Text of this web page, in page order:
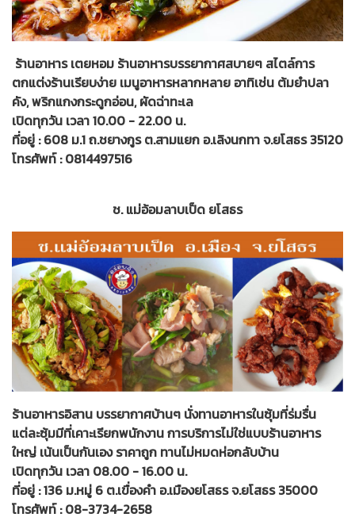
ร้านอาหาร เตยหอม ร้านอาหารบรรยากาศสบายๆ สไตล์การ
ตกแต่งร้านเรียบง่าย เมนูอาหารหลากหลาย อาทิเช่น ต้มยำปลา
คัง, พริกแกงกระดูกอ่อน, ผัดฉ่าทะเล
เปิดทุกวัน เวลา 10.00 - 22.00 น.
ที่อยู่ : 608 ม.1 ถ.ชยางกูร ต.สามแยก อ.เลิงนกทา จ.ยโสธร 35120
โทรศัพท์ : 0814497516
ช. แม่อ้อมลาบเป็ด ยโสธร
ร้านอาหารอิสาน บรรยากาศบ้านๆ นั่งทานอาหารในซุ้มที่ร่มรื่น
แต่ละซุ้มมีที่เคาะเรียกพนักงาน การบริการไม่ใช่แบบร้านอาหาร
ใหญ่ เน้นเป็นกันเอง ราคาถูก ทานไม่หมดห่อกลับบ้าน
เปิดทุกวัน เวลา 08.00 - 16.00 น.
ที่อยู่ : 136 ม.หมู่ 6 ต.เขื่องคำ อ.เมืองยโสธร จ.ยโสธร 35000
โทรศัพท์ : 08-3734-2658